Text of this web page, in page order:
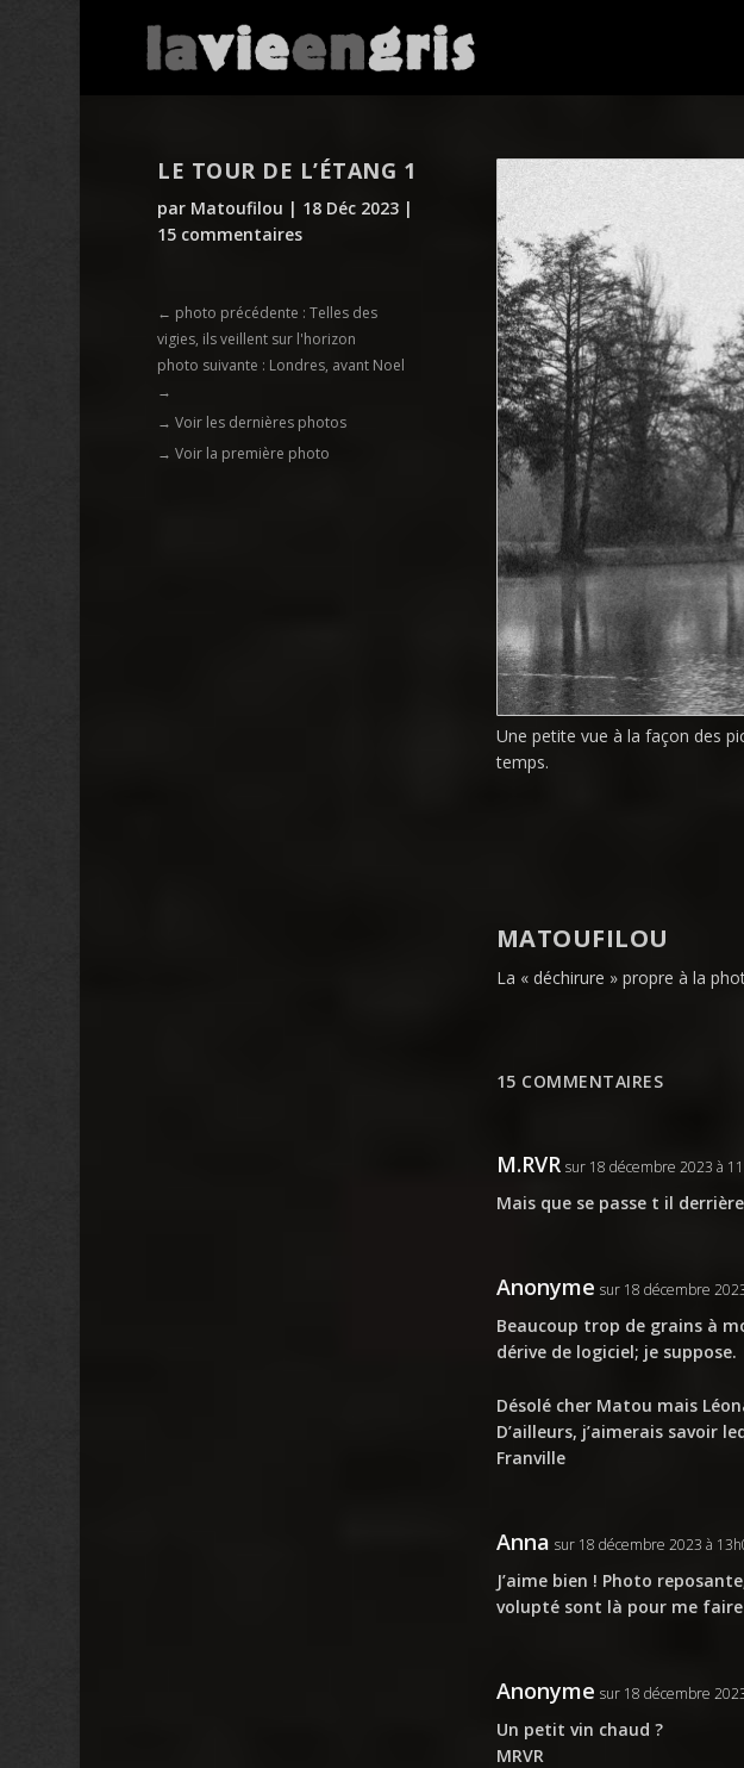
LE TOUR DE L’ÉTANG 1
par Matoufilou | 18 Déc 2023 |
15 commentaires
← photo précédente : Telles des
vigies, ils veillent sur l'horizon
photo suivante : Londres, avant Noel
→
→ Voir les dernières photos
→ Voir la première photo
Une petite vue à la façon des
temps.
MATOUFILOU
La « déchirure » propre à la
15 COMMENTAIRES
M.RVR sur 18 décembre 2023 à
Mais que se passe t il
Anonyme sur 18 décembre
Beaucoup trop de grains à
dérive de logiciel; je suppose.
Désolé cher Matou mais
D’ailleurs, j’aimerais savoir
Franville
Anna sur 18 décembre 2023 à
J’aime bien ! Photo
volupté sont là pour me
Anonyme sur 18 décembre
Un petit vin chaud ?
MRVR